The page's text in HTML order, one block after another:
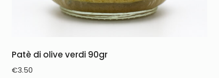
Patè di olive verdi 90gr
€3.50